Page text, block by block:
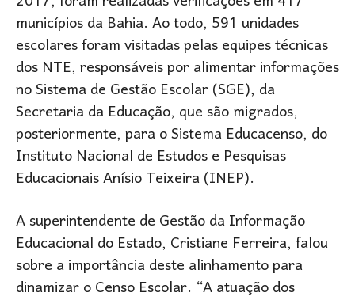
municípios da Bahia. Ao todo, 591 unidades
escolares foram visitadas pelas equipes técnicas
dos NTE, responsáveis por alimentar informações
no Sistema de Gestão Escolar (SGE), da
Secretaria da Educação, que são migrados,
posteriormente, para o Sistema Educacenso, do
Instituto Nacional de Estudos e Pesquisas
Educacionais Anísio Teixeira (INEP).
A superintendente de Gestão da Informação
Educacional do Estado, Cristiane Ferreira, falou
sobre a importância deste alinhamento para
dinamizar o Censo Escolar. “A atuação dos